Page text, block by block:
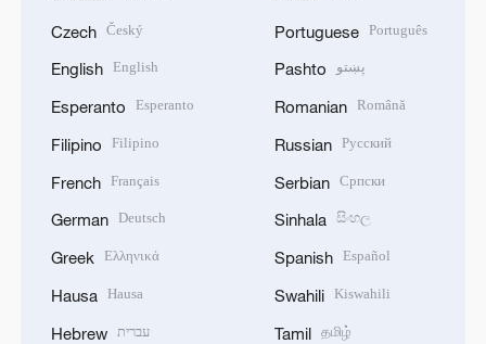
Czech Český
English English
Esperanto Esperanto
Filipino Filipino
French Français
German Deutsch
Greek Ελληνικά
Hausa Hausa
Hebrew עברית
Portuguese Português
Pashto پښتو
Romanian Română
Russian Русский
Serbian Српски
Sinhala සිංහල
Spanish Español
Swahili Kiswahili
Tamil தமிழ்